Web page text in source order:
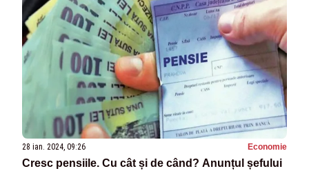
28 ian. 2024, 09:26 Economie
Cresc pensiile. Cu cât și de când? Anunțul șefului